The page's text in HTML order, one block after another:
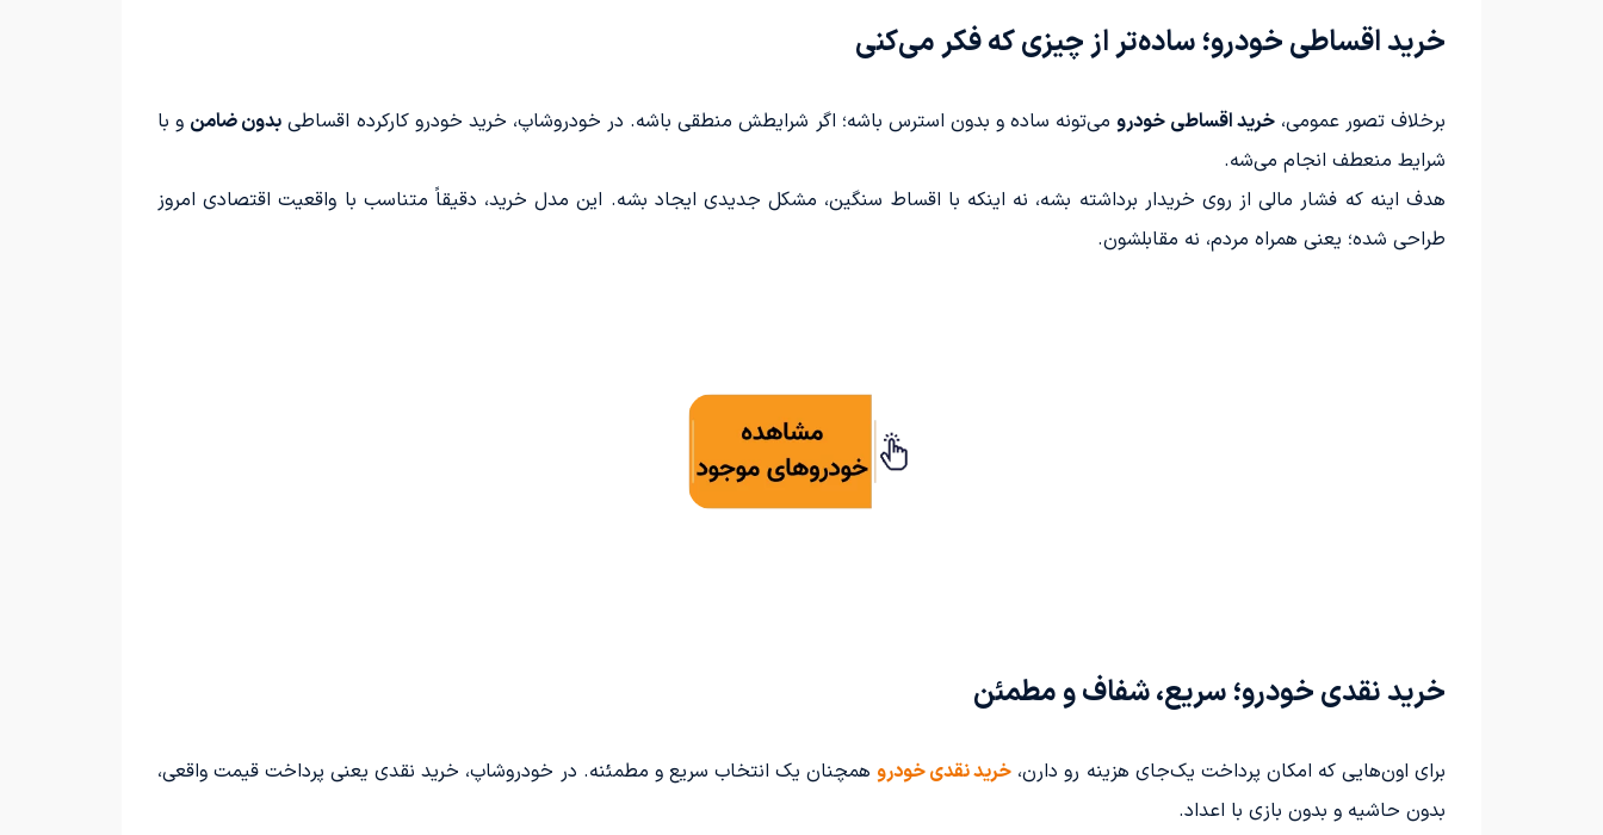
خرید اقساطی خودرو؛ ساده‌تر از چیزی که فکر می‌کنی
برخلاف تصور عمومی،خرید اقساطی خودرومی‌تونه ساده و بدون استرس باشه؛ اگر شرایطش منطقی باشه. در خودروشاپ، خرید خودرو کارکرده اقساطی بدون ضامن و با
شرایط منعطف انجام می‌شه.
هدف اینه که فشار مالی از روی خریدار برداشته بشه، نه اینکه با اقساط سنگین، مشکل جدیدی ایجاد بشه. این مدل خرید، دقیقاً متناسب با واقعیت اقتصادی امروز
طراحی شده؛ یعنی همراه مردم، نه مقابلشون.
خرید نقدی خودرو؛ سریع، شفاف و مطمئن
برای اون‌هایی که امکان پرداخت یک‌جای هزینه رو دارن، خرید نقدی خودرو همچنان یک انتخاب سریع و مطمئنه. در خودروشاپ، خرید نقدی یعنی پرداخت قیمت واقعی،
بدون حاشیه و بدون بازی با اعداد.